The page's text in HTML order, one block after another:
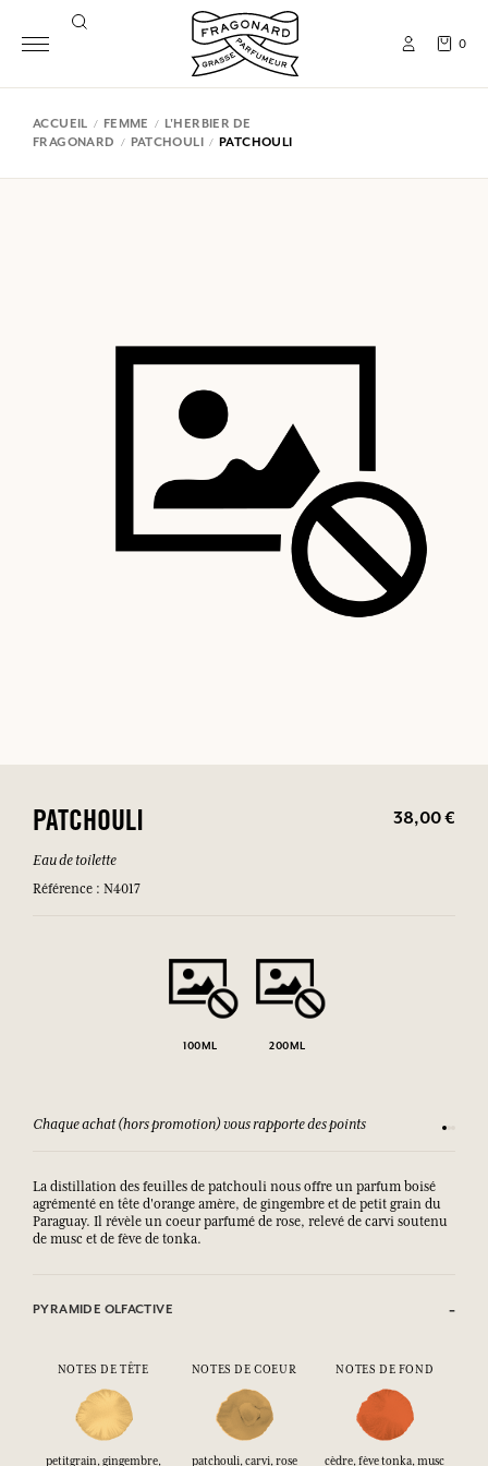
0
ACCUEIL FEMME
L'HERBIER DE
FRAGONARD
PATCHOULI PATCHOULI
PATCHOULI 38,00 €
Eau de toilette
Référence : N4017
100ML 200ML
Chaque achat (hors promotion) vous rapporte des points
La distillation des feuilles de patchouli nous offre un parfum boisé
agrémenté en tête d'orange amère, de gingembre et de petit grain du
Paraguay. Il révèle un coeur parfumé de rose, relevé de carvi soutenu
de musc et de fève de tonka.
PYRAMIDE OLFACTIVE
NOTES DE TÊTE NOTES DE COEUR NOTES DE FOND
petitgrain, gingembre,
patchouli, carvi, rose cèdre, fève tonka, musc